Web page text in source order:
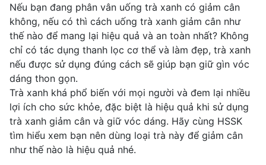
Nếu bạn đang phân vân uống trà xanh có giảm cân
không, nếu có thì cách uống trà xanh giảm cân như
thế nào để mang lại hiệu quả và an toàn nhất? Không
chỉ có tác dụng thanh lọc cơ thể và làm đẹp, trà xanh
nếu được sử dụng đúng cách sẽ giúp bạn giữ gìn vóc
dáng thon gọn.
Trà xanh khá phổ biến với mọi người và đem lại nhiều
lợi ích cho sức khỏe, đặc biệt là hiệu quả khi sử dụng
trà xanh giảm cân và giữ vóc dáng. Hãy cùng HSSK
tìm hiểu xem bạn nên dùng loại trà này để giảm cân
như thế nào là hiệu quả nhé.